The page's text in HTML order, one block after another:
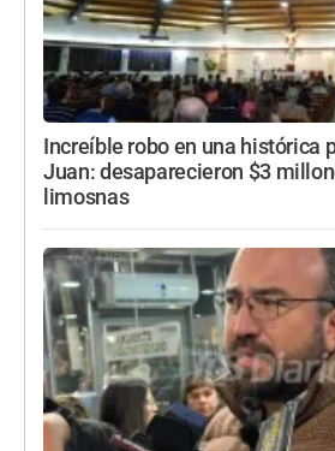
Increíble robo en una histórica
Juan: desaparecieron $3
limosnas